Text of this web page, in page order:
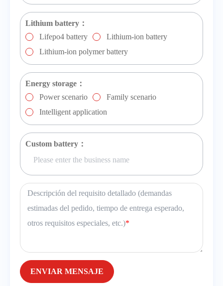
Lithium battery：
Lifepo4 battery
Lithium-ion battery
Lithium-ion polymer battery
Energy storage：
Power scenario
Family scenario
Intelligent application
Custom battery：
Descripción del requisito detallado (demandas
estimadas del pedido, tiempo de entrega esperado,
otros requisitos especiales, etc.)*
ENVIAR MENSAJE